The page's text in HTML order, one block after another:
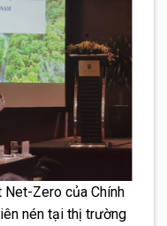
Net-Zero của Chính
nén tại thị trường